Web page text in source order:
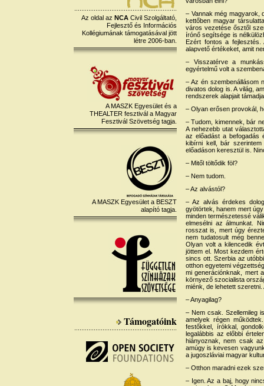
Az oldal az NCA Civil Szolgáltató,
Fejlesztő és Információs
Kollégiumának támogatásával jött
létre 2006-ban.
A MASZK Egyesület és a
THEALTER fesztivál a Magyar
Fesztivál Szövetség tagja.
A MASZK Egyesület a BESZT
alapító tagja.
Támogatóink
– Vannak még magyarok,
kettőben magyar
város vezetése ősztől
írónő segítsége is
Ezért fontos a fejlesztés.
alapvető értékeket, amit
– Visszatérve a
egyértelmű volt a
– Az én szembenállásom
divatos dolog is. A világ,
rendszerek alapjait
– Olyan erősen provokál,
– Tudom, kimennek, bár
A nehezebb utat
az előadást a befogadás
kibírni kell, bár
előadáson keresztül is.
– Mitől töltődik föl?
– Nem tudom.
– Az alvástól?
– Az alvás érdekes
gyötörtek, hanem mert
minden természetessé
elmesélni az álmunkat.
rosszat is, mert úgy
nem tudatosult még
Olyan volt a kilencedik
jöttem el. Most kezdem
sincs ott. Szerbia az
otthon egyetemi
mi generációnknak, mert
környező szocialista
miénk, de lehetett
– Anyagilag?
– Nem csak. Szellemileg
amelyek régen
festőkkel, írókkal,
legalábbis az előbbi
hiányoznak, nem csak
amúgy is kevesen
a jugoszláviai magyar
– Otthon maradni ezek
– Igen. Az a baj, hogy